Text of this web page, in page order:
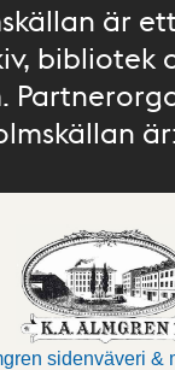
är
bibliotek
sidenväveri &